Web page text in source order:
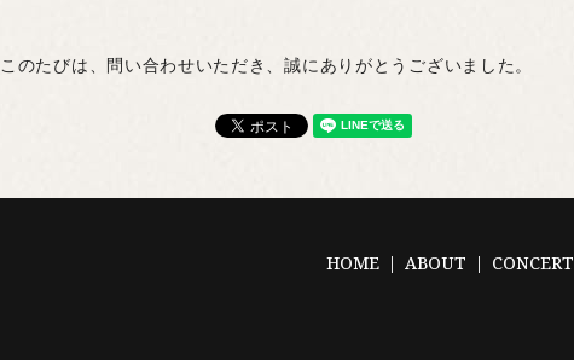
このたびは、問い合わせいただき、誠にありがとうございました。
HOME ABOUT CONCERT